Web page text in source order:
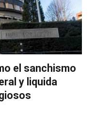
el sanchismo
y liquida